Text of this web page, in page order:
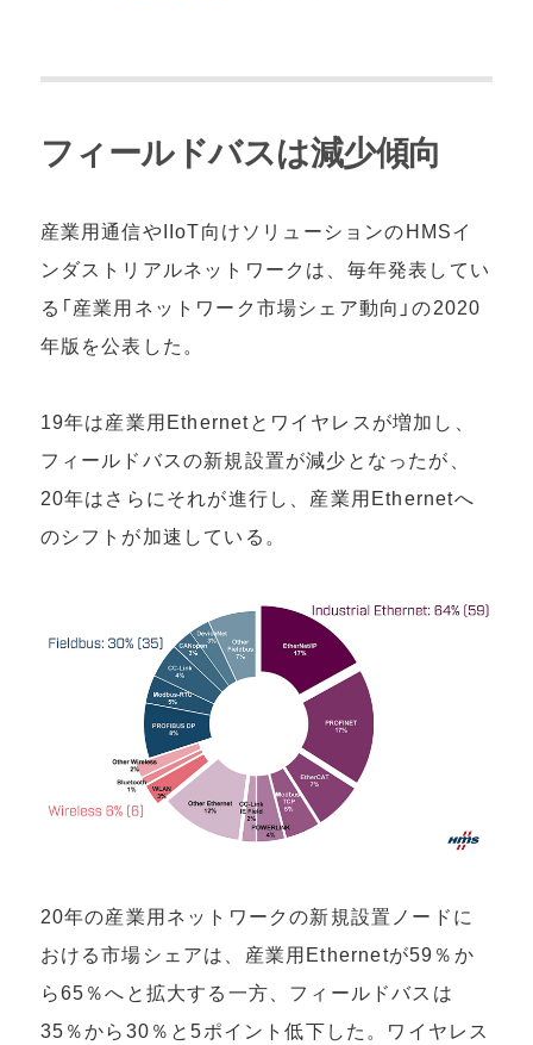
フィールドバスは減少傾向
産業用通信やIIoT向けソリューションのHMSイ
ンダストリアルネットワークは、毎年発表してい
る「産業用ネットワーク市場シェア動向」の2020
年版を公表した。
19年は産業用Ethernetとワイヤレスが増加し、
フィールドバスの新規設置が減少となったが、
20年はさらにそれが進行し、産業用Ethernetへ
のシフトが加速している。
20年の産業用ネットワークの新規設置ノードに
おける市場シェアは、産業用Ethernetが59％か
ら65％へと拡大する一方、フィールドバスは
35％から30％と5ポイント低下した。ワイヤレス